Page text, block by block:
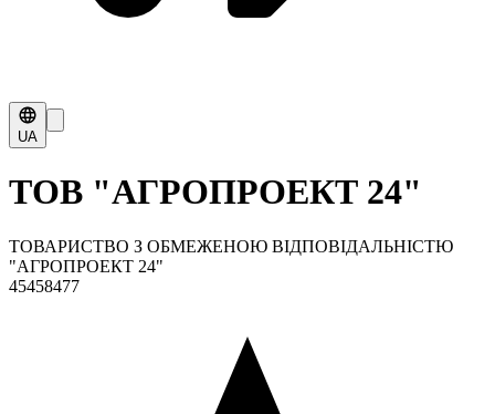
UA
ТОВ "АГРОПРОЕКТ 24"
ТОВАРИСТВО З ОБМЕЖЕНОЮ ВІДПОВІДАЛЬНІСТЮ
"АГРОПРОЕКТ 24"
45458477